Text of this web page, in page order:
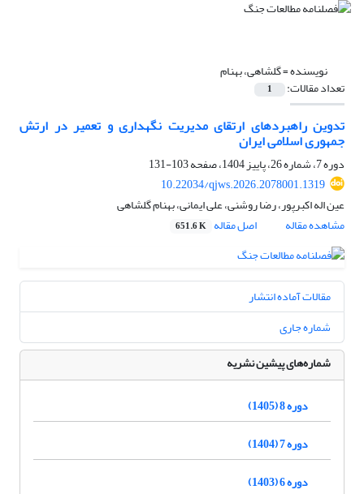
نویسنده =گلشاهی، بهنام
تعداد مقالات: 1
تدوین راهبردهای ارتقای مدیریت نگهداری و تعمیر در ارتش
جمهوری اسلامی ایران
دوره 7، شماره 26، پاییز 1404، صفحه
103-131
10.22034/qjws.2026.2078001.1319
عین اله اکبرپور، رضا روشنی، علی ایمانی، بهنام گلشاهی
مشاهده مقاله
اصل مقاله 651.6 K
مقالات آماده انتشار
شماره جاری
شماره‌های پیشین نشریه
دوره 8 (1405)
دوره 7 (1404)
دوره 6 (1403)